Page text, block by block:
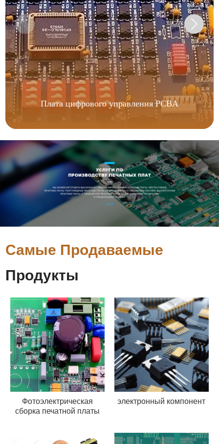
Плата цифрового управления PCBA
Самые Продаваемые
Продукты
Фотоэлектрическая
сборка печатной платы
электронный компонент